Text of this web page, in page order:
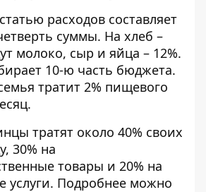
расходов составляет
суммы. На хлеб –
молоко, сыр и яйца – 12%.
10-ю часть бюджета.
тратит 2% пищевого
тратят около 40% своих
30% на
товары и 20% на
услуги. Подробнее можно